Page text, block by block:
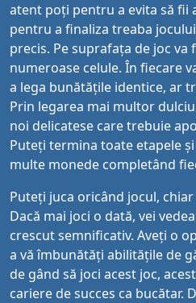
atent poți pentru a evita să fii
pentru a finaliza treaba
precis. Pe suprafața de joc va
numeroase celule. În fiecare
a lega bunătățile identice, ar
Prin legarea mai multor
noi delicatese care trebuie
Puteți termina toate etapele
multe monede completând
Puteți juca oricând jocul,
Dacă mai joci o dată, vei
crescut semnificativ. Aveți o
a vă îmbunătăți abilitățile de
de gând să joci acest joc,
cariere de succes ca bucătar.